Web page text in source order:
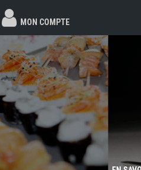
MON COMPTE